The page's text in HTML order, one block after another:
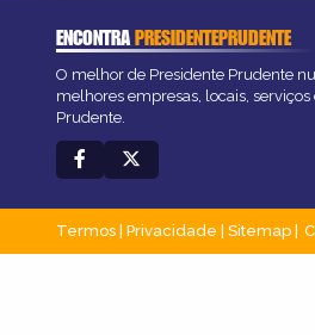
ENCONTRAPRESIDENTEPRUDENTE
O melhor de Presidente Prudente
melhores empresas, locais,
Prudente.
Termos | Privacidade | Sitemap